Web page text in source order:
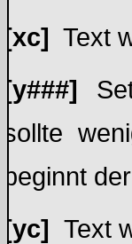
[xc] Text
[y###]
sollte
beginnt
[yc] Text